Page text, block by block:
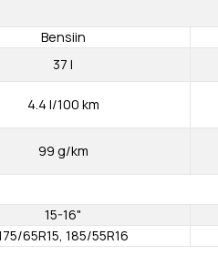
589 l
919-949 kg
1365 kg
12.5 s